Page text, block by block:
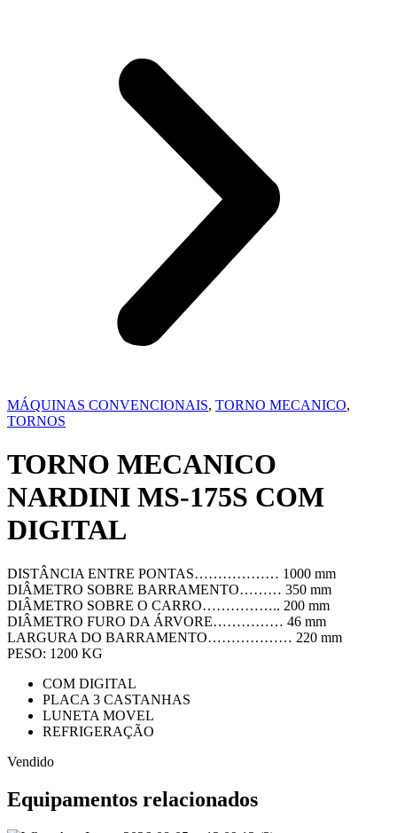
MÁQUINAS CONVENCIONAIS, TORNO MECANICO,
TORNOS
TORNO MECANICO
NARDINI MS-175S COM
DIGITAL
DISTÂNCIA ENTRE PONTAS……………… 1000 mm
DIÂMETRO SOBRE BARRAMENTO……… 350 mm
DIÂMETRO SOBRE O CARRO…………….. 200 mm
DIÂMETRO FURO DA ÁRVORE…………… 46 mm
LARGURA DO BARRAMENTO……………… 220 mm
PESO: 1200 KG
COM DIGITAL
PLACA 3 CASTANHAS
LUNETA MOVEL
REFRIGERAÇÃO
Vendido
Equipamentos relacionados